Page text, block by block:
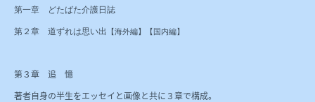
第一章 どたばた介護日誌
第２章 道ずれは思い出 【海外編】 【国内編】
第３章 追 憶
著者自身の半生をエッセイと画像と共に３章で構成。